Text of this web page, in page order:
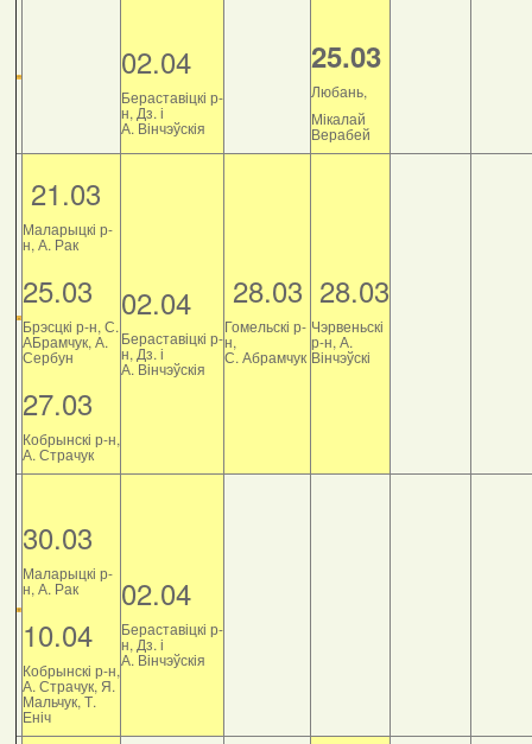
02.04
Бераставіцкі р-
н, Дз. і
А. Вінчэўскія
25.03
Любань,
Мікалай
Верабей
21.03
Маларыцкі р-
н, А. Рак
25.03
Брэсцкі р-н, С.
АБрамчук, А.
Сербун
27.03
Кобрынскі р-н,
А. Страчук
02.04
Бераставіцкі р-
н, Дз. і
А. Вінчэўскія
28.03
Гомельскі р-
н,
С. Абрамчук
28.03
Чэрвеньскі
р-н, А.
Вінчэўскі
30.03
Маларыцкі р-
н, А. Рак
10.04
Кобрынскі р-н,
А. Страчук, Я.
Мальчук, Т.
Еніч
02.04
Бераставіцкі р-
н, Дз. і
А. Вінчэўскія